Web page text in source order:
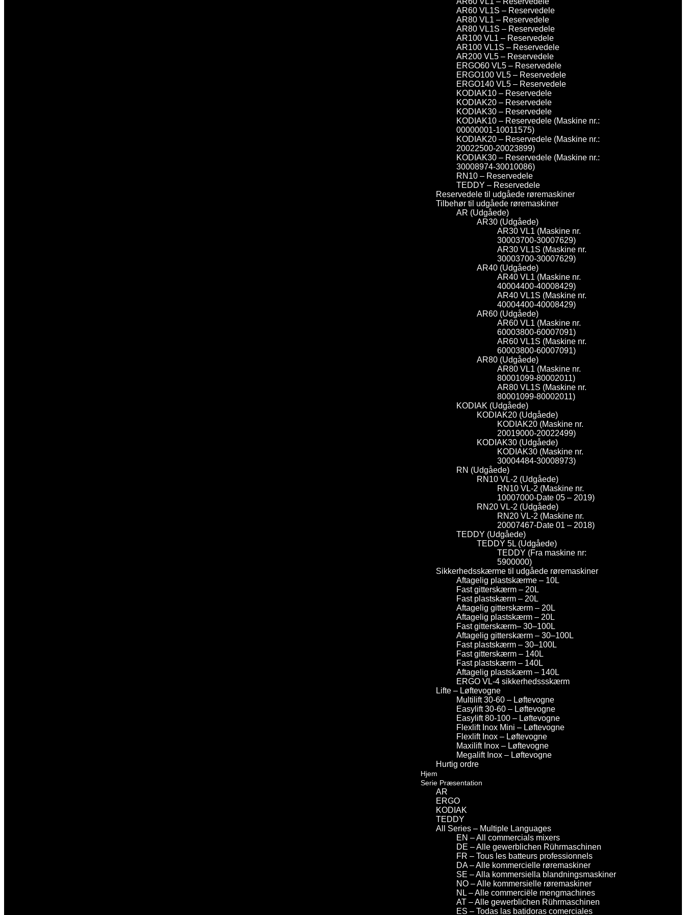
AR60 VL1S – Reservedele
AR80 VL1 – Reservedele
AR80 VL1S – Reservedele
AR100 VL1 – Reservedele
AR100 VL1S – Reservedele
AR200 VL5 – Reservedele
ERGO60 VL5 – Reservedele
ERGO100 VL5 – Reservedele
ERGO140 VL5 – Reservedele
KODIAK10 – Reservedele
KODIAK20 – Reservedele
KODIAK30 – Reservedele
KODIAK10 – Reservedele (Maskine nr.:
00000001-10011575)
KODIAK20 – Reservedele (Maskine nr.:
20022500-20023899)
KODIAK30 – Reservedele (Maskine nr.:
30008974-30010086)
RN10 – Reservedele
TEDDY – Reservedele
Reservedele til udgåede røremaskiner
Tilbehør til udgåede røremaskiner
AR (Udgåede)
AR30 (Udgåede)
AR30 VL1 (Maskine nr.
30003700-30007629)
AR30 VL1S (Maskine nr.
30003700-30007629)
AR40 (Udgåede)
AR40 VL1 (Maskine nr.
40004400-40008429)
AR40 VL1S (Maskine nr.
40004400-40008429)
AR60 (Udgåede)
AR60 VL1 (Maskine nr.
60003800-60007091)
AR60 VL1S (Maskine nr.
60003800-60007091)
AR80 (Udgåede)
AR80 VL1 (Maskine nr.
80001099-80002011)
AR80 VL1S (Maskine nr.
80001099-80002011)
KODIAK (Udgåede)
KODIAK20 (Udgåede)
KODIAK20 (Maskine nr.
20019000-20022499)
KODIAK30 (Udgåede)
KODIAK30 (Maskine nr.
30004484-30008973)
RN (Udgåede)
RN10 VL-2 (Udgåede)
RN10 VL-2 (Maskine nr.
10007000-Date 05 – 2019)
RN20 VL-2 (Udgåede)
RN20 VL-2 (Maskine nr.
20007467-Date 01 – 2018)
TEDDY (Udgåede)
TEDDY 5L (Udgåede)
TEDDY (Fra maskine nr:
5900000)
Sikkerhedsskærme til udgåede røremaskiner
Aftagelig plastskærme – 10L
Fast gitterskærm – 20L
Fast plastskærm – 20L
Aftagelig gitterskærm – 20L
Aftagelig plastskærm – 20L
Fast gitterskærm– 30–100L
Aftagelig gitterskærm – 30–100L
Fast plastskærm – 30–100L
Fast gitterskærm – 140L
Fast plastskærm – 140L
Aftagelig plastskærm – 140L
ERGO VL-4 sikkerhedssskærm
Lifte – Løftevogne
Multilift 30-60 – Løftevogne
Easylift 30-60 – Løftevogne
Easylift 80-100 – Løftevogne
Flexlift Inox Mini – Løftevogne
Flexlift Inox – Løftevogne
Maxilift Inox – Løftevogne
Megalift Inox – Løftevogne
Hurtig ordre
Hjem
Serie Præsentation
AR
ERGO
KODIAK
TEDDY
All Series – Multiple Languages
EN – All commercials mixers
DE – Alle gewerblichen Rührmaschinen
FR – Tous les batteurs professionnels
DA – Alle kommercielle røremaskiner
SE – Alla kommersiella blandningsmaskiner
NO – Alle kommersielle røremaskiner
NL – Alle commerciële mengmachines
AT – Alle gewerblichen Rührmaschinen
ES – Todas las batidoras comerciales